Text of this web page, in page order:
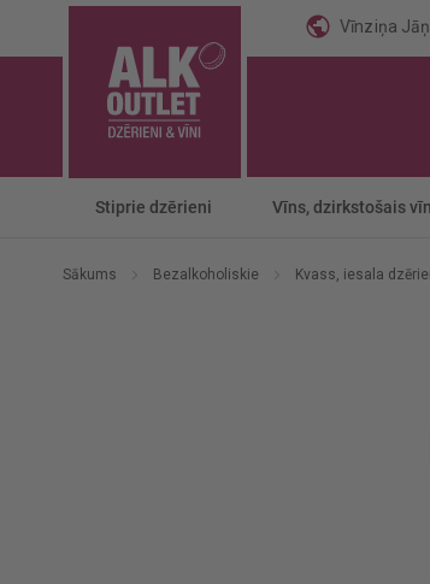
Vīnziņa
Stiprie dzērieni Vīns, dzirkstošais
Sākums Bezalkoholiskie Kvass, iesala